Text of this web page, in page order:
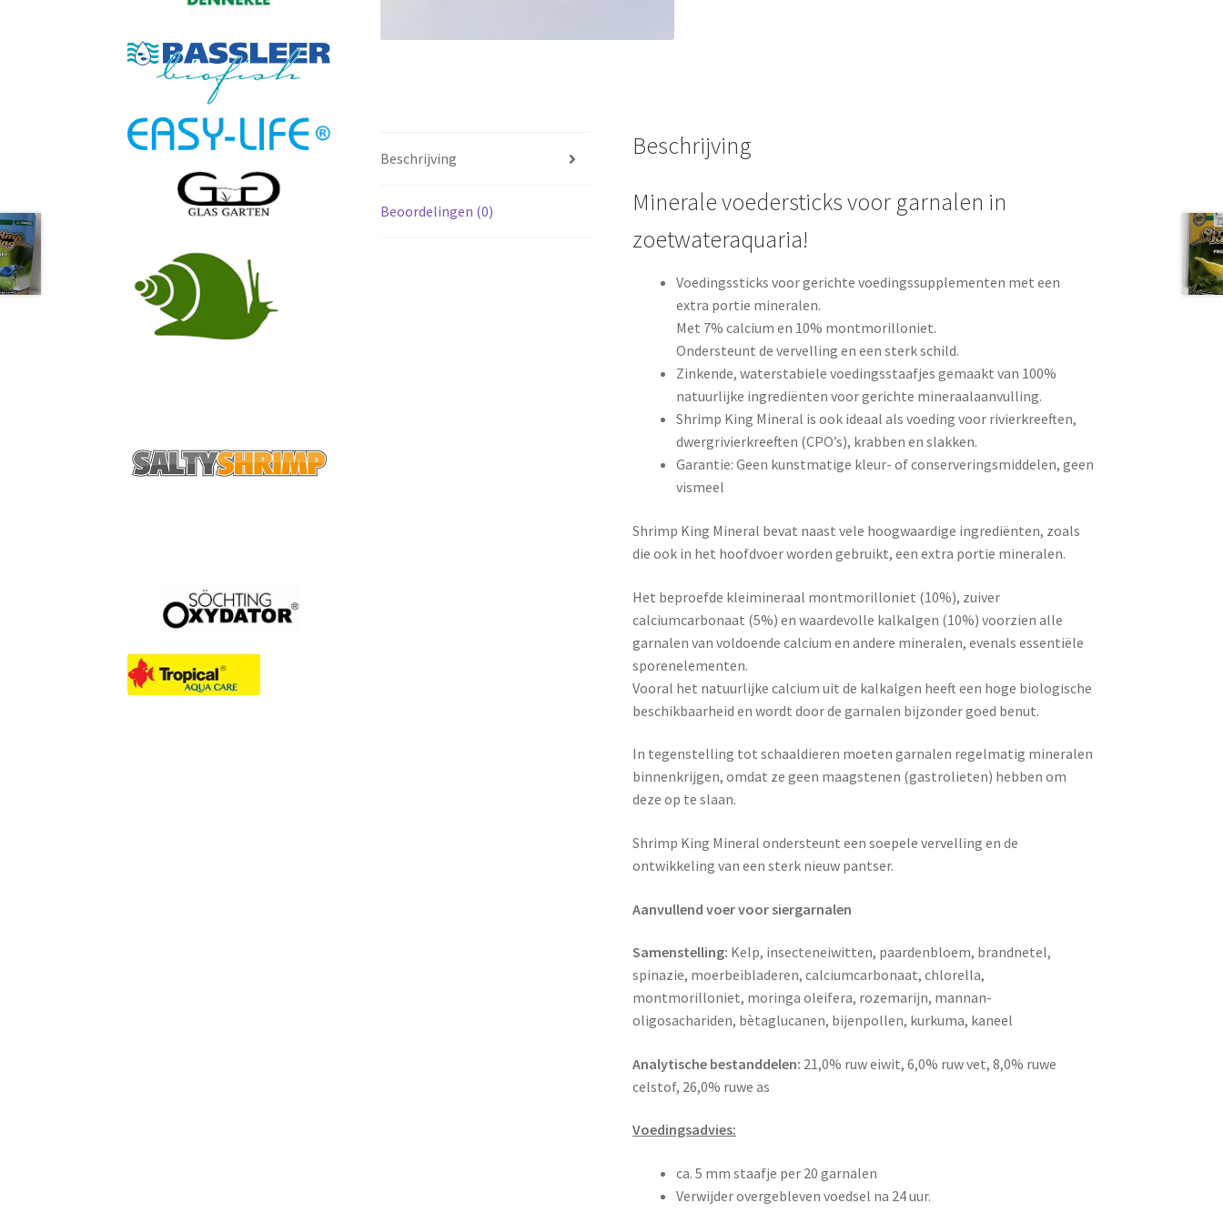
Beschrijving
Beoordelingen (0)
Beschrijving
Minerale voedersticks voor garnalen in
zoetwateraquaria!
Voedingssticks voor gerichte voedingssupplementen met een
extra portie mineralen.
Met 7% calcium en 10% montmorilloniet.
Ondersteunt de vervelling en een sterk schild.
Zinkende, waterstabiele voedingsstaafjes gemaakt van 100%
natuurlijke ingrediënten voor gerichte mineraalaanvulling.
Shrimp King Mineral is ook ideaal als voeding voor rivierkreeften,
dwergrivierkreeften (CPO’s), krabben en slakken.
Garantie: Geen kunstmatige kleur- of conserveringsmiddelen, geen
vismeel
Shrimp King Mineral bevat naast vele hoogwaardige ingrediënten, zoals
die ook in het hoofdvoer worden gebruikt, een extra portie mineralen.
Het beproefde kleimineraal montmorilloniet (10%), zuiver
calciumcarbonaat (5%) en waardevolle kalkalgen (10%) voorzien alle
garnalen van voldoende calcium en andere mineralen, evenals essentiële
sporenelementen.
Vooral het natuurlijke calcium uit de kalkalgen heeft een hoge biologische
beschikbaarheid en wordt door de garnalen bijzonder goed benut.
In tegenstelling tot schaaldieren moeten garnalen regelmatig mineralen
binnenkrijgen, omdat ze geen maagstenen (gastrolieten) hebben om
deze op te slaan.
Shrimp King Mineral ondersteunt een soepele vervelling en de
ontwikkeling van een sterk nieuw pantser.
Aanvullend voer voor siergarnalen
Samenstelling: Kelp, insecteneiwitten, paardenbloem, brandnetel,
spinazie, moerbeibladeren, calciumcarbonaat, chlorella,
montmorilloniet, moringa oleifera, rozemarijn, mannan-
oligosachariden, bètaglucanen, bijenpollen, kurkuma, kaneel
Analytische bestanddelen: 21,0% ruw eiwit, 6,0% ruw vet, 8,0% ruwe
celstof, 26,0% ruwe as
Voedingsadvies:
ca. 5 mm staafje per 20 garnalen
Verwijder overgebleven voedsel na 24 uur.